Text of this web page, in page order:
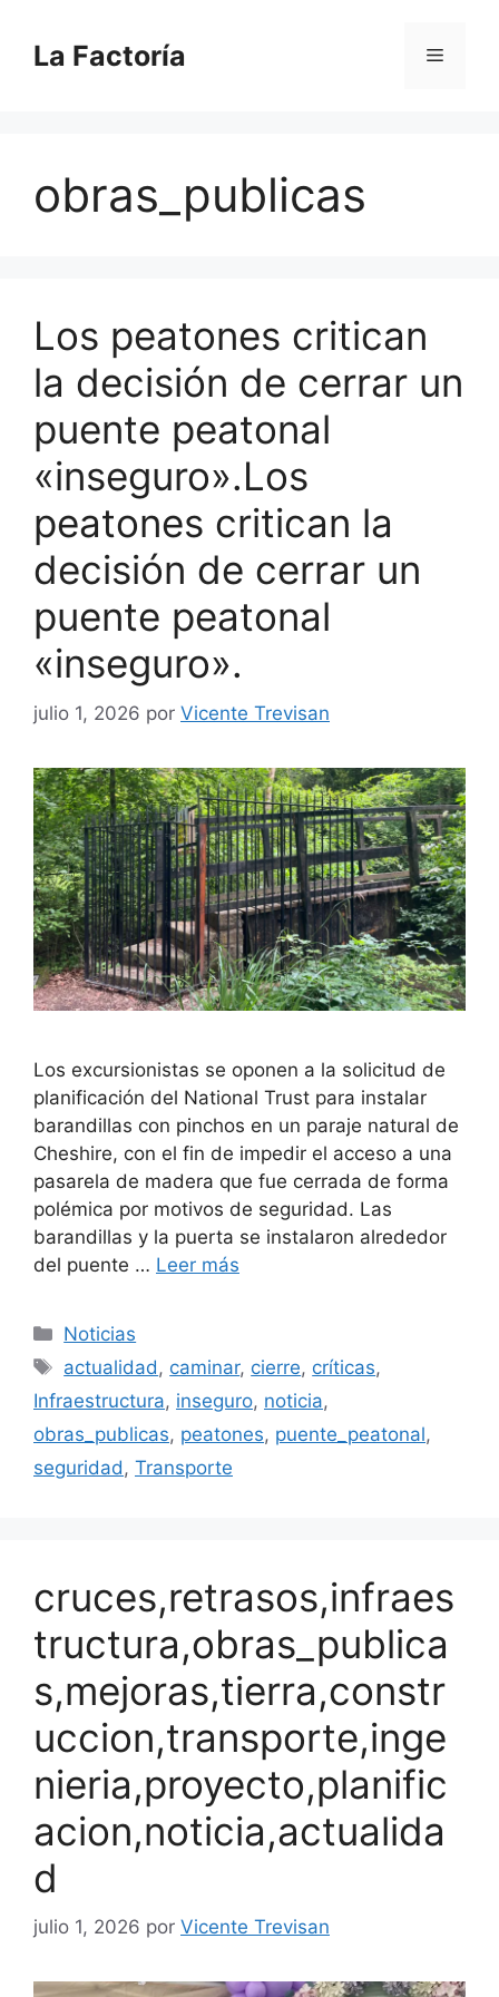
contenido
La Factoría Menú
obras_publicas
Los peatones critican
la decisión de cerrar un
puente peatonal
«inseguro».Los
peatones critican la
decisión de cerrar un
puente peatonal
«inseguro».
julio 1, 2026 por Vicente Trevisan
Los excursionistas se oponen a la solicitud de
planificación del National Trust para instalar
barandillas con pinchos en un paraje natural de
Cheshire, con el fin de impedir el acceso a una
pasarela de madera que fue cerrada de forma
polémica por motivos de seguridad. Las
barandillas y la puerta se instalaron alrededor
del puente … Leer más
Categorías
Noticias
Etiquetas
actualidad , caminar, cierre, críticas,
Infraestructura, inseguro, noticia,
obras_publicas, peatones, puente_peatonal,
seguridad , Transporte
cruces,retrasos,infraes
tructura,obras_publica
s,mejoras,tierra,constr
uccion,transporte,inge
nieria,proyecto,planific
acion,noticia,actualida
d
julio 1, 2026 por Vicente Trevisan